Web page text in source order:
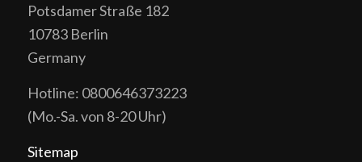
Potsdamer Straße 182
10783 Berlin
Germany
Hotline: 0800646373223
(Mo.-Sa. von 8-20 Uhr)
Sitemap